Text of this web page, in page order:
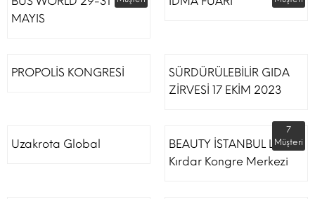
MAYIS
PROPOLİS KONGRESİ
SÜRDÜRÜLEBİLİR GIDA
ZİRVESİ 17 EKİM 2023
Uzakrota Global
BEAUTY İSTANBUL Lütfi
Kırdar Kongre Merkezi
7
Müşteri